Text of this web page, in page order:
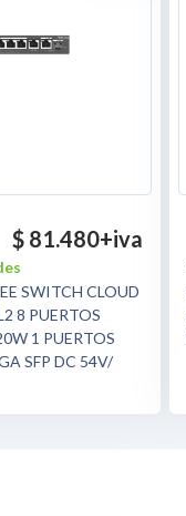
$ 81.480+iva
SWITCH CLOUD
8 PUERTOS
1 PUERTOS
SFP DC 54V/